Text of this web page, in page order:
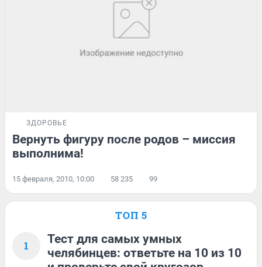
ЗДОРОВЬЕ
Вернуть фигуру после родов – миссия
выполнима!
15 февраля, 2010, 10:00 58 235 99
ТОП 5
1
Тест для самых умных
челябинцев: ответьте на 10 из 10